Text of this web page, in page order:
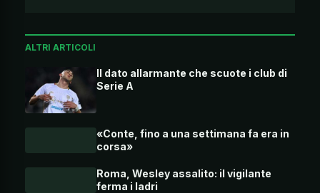
ALTRI ARTICOLI
Il dato allarmante che scuote i club di
Serie A
«Conte, fino a una settimana fa era in
corsa»
Roma, Wesley assalito: il vigilante
ferma i ladri